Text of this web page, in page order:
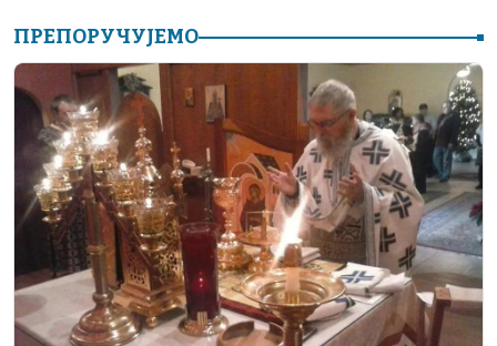
c
e
b
o
o
k
k
e
dI
n
e
a
m
er at
s
A
p
p
ai p
Li
n
k
ПРЕПОРУЧУЈЕМО